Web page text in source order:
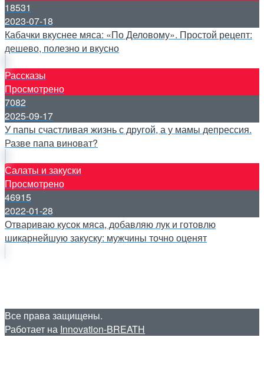
18531
2023-07-18
Кабачки вкуснее мяса: «По Деловому». Простой рецепт:
дешево, полезно и вкусно
Рассказы
Просмотрено
7082
2025-09-17
У папы счастливая жизнь с другой, а у мамы депрессия.
Разве папа виноват?
Салаты и закуски
Просмотрено
46915
2022-01-28
Отвариваю кусок мяса, добавляю лук и готовлю
шикарнейшую закуску: мужчины точно оценят
Все права защищены.
Работает на Innovation-BREATH